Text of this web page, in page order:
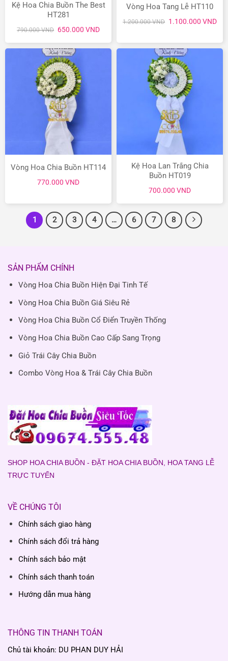
Kệ Hoa Chia Buồn The Best
HT281
790.000VND Giá
là:
790.000 VND.
650.000 VNDGiá
tại
là:
Vòng Hoa Tang Lễ HT110
1.200.000VND Giá
1.100.000 VNDGiá
là:
Vòng Hoa Chia Buồn HT114
770.000 VND
Kệ Hoa Lan Trắng Chia
Buồn HT019
700.000 VND
1 2 3 4 … 6 7 8
SẢN PHẨM CHÍNH
Vòng Hoa Chia Buồn Hiện Đại Tinh Tế
Vòng Hoa Chia Buồn Giá Siêu Rẻ
Vòng Hoa Chia Buồn Cổ Điển Truyền Thống
Vòng Hoa Chia Buồn Cao Cấp Sang Trọng
Giỏ Trái Cây Chia Buồn
Combo Vòng Hoa & Trái Cây Chia Buồn
SHOP HOA CHIA BUỒN - ĐẶT HOA CHIA BUỒN, HOA TANG LỄ
TRỰC TUYẾN
VỀ CHÚNG TÔI
Chính sách giao hàng
Chính sách đổi trả hàng
Chính sách bảo mật
Chính sách thanh toán
Hướng dẫn mua hàng
THÔNG TIN THANH TOÁN
Chủ tài khoản: DU PHAN DUY HẢI